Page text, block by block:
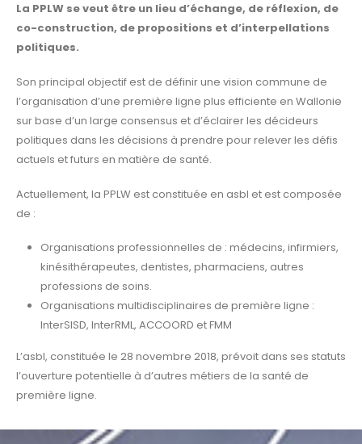
La PPLW se veut être un lieu d’échange, de réflexion, de
co-construction, de propositions et d’interpellations
politiques.
Son principal objectif est de définir une vision commune de
l’organisation d’une première ligne plus efficiente en Wallonie
sur base d’un large consensus et d’éclairer les décideurs
politiques dans les décisions à prendre pour relever les défis
actuels et futurs en matière de santé.
Actuellement, la PPLW est constituée en asbl et est composée
de :
Organisations professionnelles de : médecins, infirmiers,
kinésithérapeutes, dentistes, pharmaciens, autres
professions de soins.
Organisations multidisciplinaires de première ligne :
InterSISD, InterRML, ACCOORD et FMM
L’asbl, constituée le 28 novembre 2018, prévoit dans ses statuts
l’ouverture potentielle à d’autres métiers de la santé de
première ligne.